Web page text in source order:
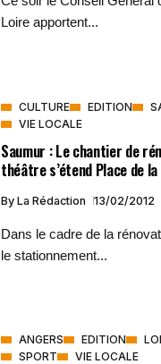
Loire apportent...
CULTURE EDITION
VIE LOCALE
Saumur : Le chantier de
théâtre s’étend Place de
By La Rédaction 13/02/2012
Dans le cadre de la
le stationnement...
ANGERS EDITION
SPORT
VIE LOCALE